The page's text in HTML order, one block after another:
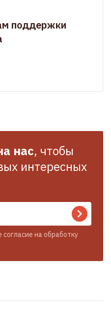
поддержки
нас, чтобы
интересных
на обработку